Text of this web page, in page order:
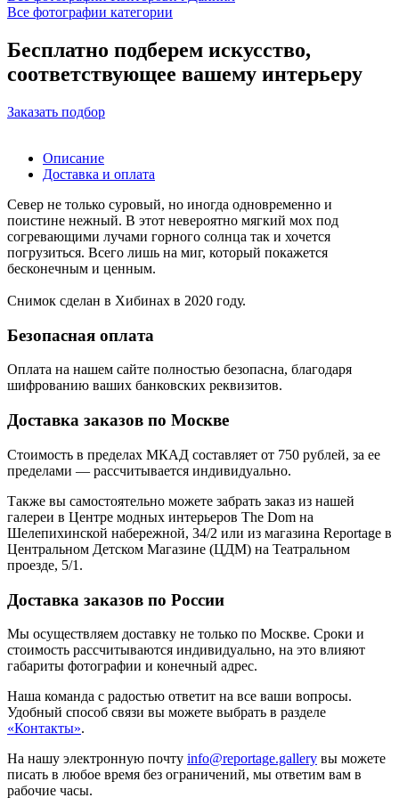
Все фотографии категории
Бесплатно подберем искусство,
соответствующее вашему интерьеру
Заказать подбор
Описание
Доставка и оплата
Север не только суровый, но иногда одновременно и
поистине нежный. В этот невероятно мягкий мох под
согревающими лучами горного солнца так и хочется
погрузиться. Всего лишь на миг, который покажется
бесконечным и ценным.
Снимок сделан в Хибинах в 2020 году.
Безопасная оплата
Оплата на нашем сайте полностью безопасна, благодаря
шифрованию ваших банковских реквизитов.
Доставка заказов по Москве
Стоимость в пределах МКАД составляет от 750 рублей, за ее
пределами — рассчитывается индивидуально.
Также вы самостоятельно можете забрать заказ из нашей
галереи в Центре модных интерьеров The Dom на
Шелепихинской набережной, 34/2 или из магазина Reportage в
Центральном Детском Магазине (ЦДМ) на Театральном
проезде, 5/1.
Доставка заказов по России
Мы осуществляем доставку не только по Москве. Сроки и
стоимость рассчитываются индивидуально, на это влияют
габариты фотографии и конечный адрес.
Наша команда с радостью ответит на все ваши вопросы.
Удобный способ связи вы можете выбрать в разделе
«Контакты».
На нашу электронную почту info@reportage.gallery вы можете
писать в любое время без ограничений, мы ответим вам в
рабочие часы.